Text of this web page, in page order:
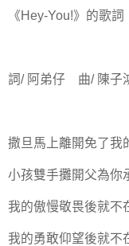
《Hey-You!》的歌詞
詞/ 阿弟仔 曲/ 陳子
撒旦馬上離開免了
小孩雙手攤開父為
我的傲慢敬畏後就
我的勇敢仰望後就